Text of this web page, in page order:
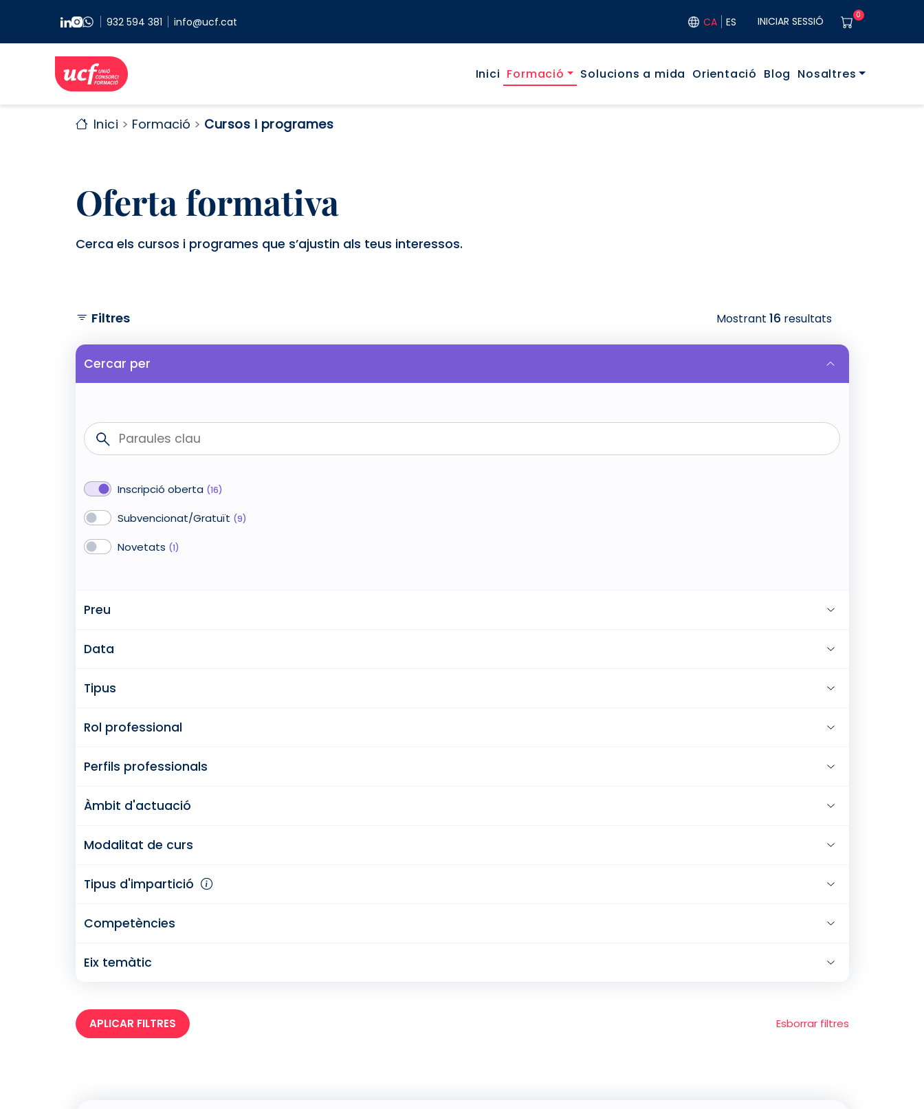
932 594 381 info@ucf.cat CA ES User
INICIAR SESSIÓ 0
Navegació principal
Inici Formació Solucions a mida Orientació Blog Nosaltres
Inici Formació Cursos i programes
Oferta formativa
Cerca els cursos i programes que s’ajustin als teus interessos.
Filtres Mostrant 16 resultats
Cercar per
Paraules clau
Estat de la inscripció
Inscripció oberta (16)
Mode de pagament
Subvencionat/Gratuït (9)
NovetatsNovetats (1)
Preu
Data
Tipus
Rol professional
Perfils professionals
Àmbit d'actuació
Modalitat de curs
Tipus d'impartició
Competències
Eix temàtic
APLICAR FILTRES Esborrar filtres